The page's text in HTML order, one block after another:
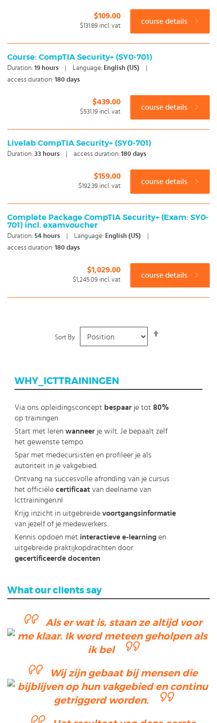
Om deze certificering te behalen dien je het onderstaande
CompTIA Security+ (exam SY0-501)(examen SY0-401
verloopt op 31 juli 2018)
Examen doen? Dan kan je bij ons optioneel examenvoucher
Sowieso krijg je na iedere succesvolle afronding van de
training een certificaat van deelname en maak je bij veel
trainingen gebruik van docent support. Maak een keuze en
start vandaag nog met onze e-learning. Omdat kennis
nooit stil mag staan: You're in control!
$109.00
$131.89 incl. vat
course details
Course: CompTIA Security+ (SY0-701)
Duration: 19 hours Language: English (US)
access duration: 180 days
$439.00
$531.19 incl. vat
course details
Livelab CompTIA Security+ (SY0-701)
Duration: 33 hours access duration: 180 days
$159.00
$192.39 incl. vat
course details
Complete Package CompTIA Security+ (Exam: SY0-
701) incl. examvoucher
Duration: 54 hours Language: English (US)
access duration: 180 days
$1,029.00
$1,245.09 incl. vat
course details
Sort By
WHY_ICTTRAININGEN
Via ons opleidingsconcept bespaar je tot 80%
op trainingen
Start met leren wanneer je wilt. Je bepaalt zelf
het gewenste tempo
Spar met medecursisten en profileer je als
autoriteit in je vakgebied.
Ontvang na succesvolle afronding van je cursus
het officiële certificaat van deelname van
Icttrainingen.nl
Krijg inzicht in uitgebreide voortgangsinformatie
van jezelf of je medewerkers
Kennis opdoen met interactieve e-learning en
uitgebreide praktijkopdrachten door
gecertificeerde docenten
What our clients say
Als er wat is, staan ze altijd voor
me klaar. Ik word meteen geholpen als
ik bel
Wij zijn gebaat bij mensen die
bijblijven op hun vakgebied en continu
getriggerd worden.